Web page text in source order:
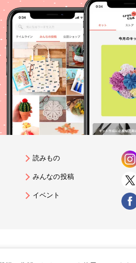
読みもの
みんなの投稿
イベント